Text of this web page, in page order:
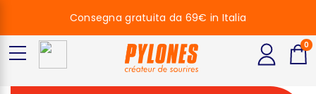
Consegna gratuita da 69€ in Italia
0